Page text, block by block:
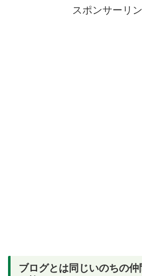
スポンサーリ
ブログとは同じいのちの